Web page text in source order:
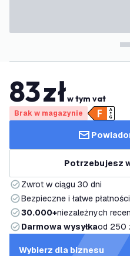
83złw tym vat
Brak w magazynie
Potrzebujesz
Zwrot w ciągu 30 dni
Bezpieczne i łatwe płatności
30.000+niezależnych
Darmowa wysyłkaod 250
Wybierz dla biznesu